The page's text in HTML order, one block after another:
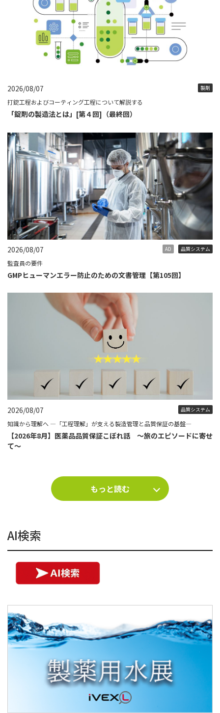
2026/08/07 製剤
打錠工程およびコーティング工程について解説する
「錠剤の製造法とは」[第４回]（最終回）
2026/08/07 AD 品質システム
監査員の要件
GMPヒューマンエラー防止のための文書管理【第105回】
2026/08/07 品質システム
知識から理解へ ―「工程理解」が支える製造管理と品質保証の基盤―
【2026年8月】医薬品品質保証こぼれ話 ～旅のエピソードに寄せ
て～
もっと読む
AI検索